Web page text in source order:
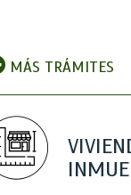
MÁS TRÁMITES